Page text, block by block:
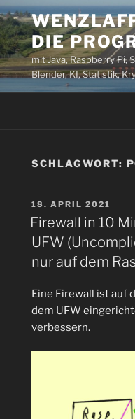
Zum
Inhalt
springenDIE
mit Java, Raspberry Pi,
Blender, KI, Statistik,
SCHLAGWORT:
VERÖFFENTLICHT
AM
18. APRIL 2021
Firewall in 10
UFW
nur auf dem
Eine Firewall ist auf
dem UFW
verbessern.